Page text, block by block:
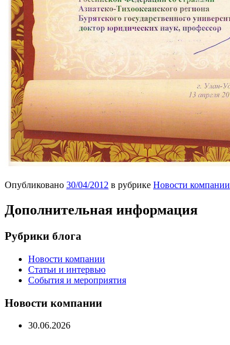
Опубликовано 30/04/2012 в рубрике Новости компании
Дополнительная информация
Рубрики блога
Новости компании
Статьи и интервью
События и мероприятия
Новости компании
30.06.2026